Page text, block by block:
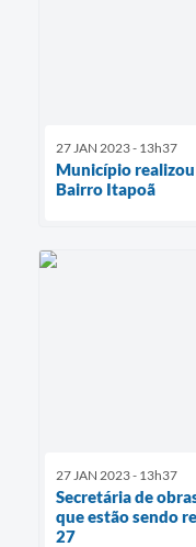
27 JAN 2023 - 13h37
Município
Bairro Itapoã
27 JAN 2023 - 13h37
Secretária de
que estão sendo
27